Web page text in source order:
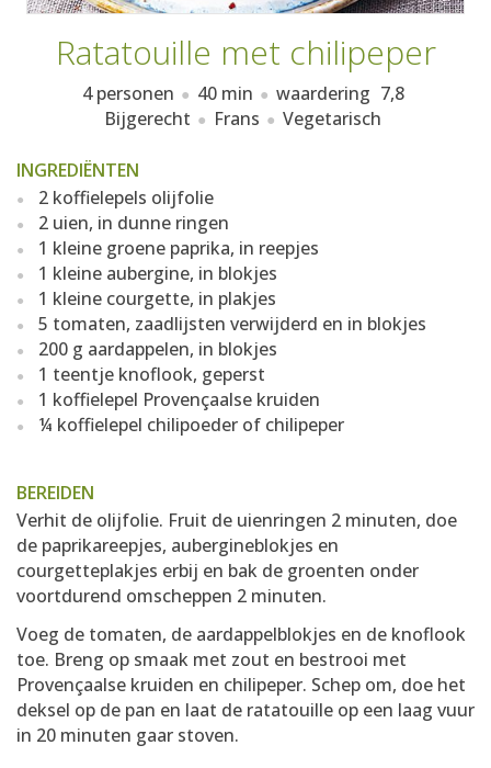
Ratatouille met chilipeper
4 personen 40 min waardering 7,8
Bijgerecht
Frans Vegetarisch
INGREDIËNTEN
2 koffielepels olijfolie
2 uien, in dunne ringen
1 kleine groene paprika, in reepjes
1 kleine aubergine, in blokjes
1 kleine courgette, in plakjes
5 tomaten, zaadlijsten verwijderd en in blokjes
200 g aardappelen, in blokjes
1 teentje knoflook, geperst
1 koffielepel Provençaalse kruiden
¼ koffielepel chilipoeder of chilipeper
BEREIDEN
Verhit de olijfolie. Fruit de uienringen 2 minuten, doe
de paprikareepjes, aubergineblokjes en
courgetteplakjes erbij en bak de groenten onder
voortdurend omscheppen 2 minuten.
Voeg de tomaten, de aardappelblokjes en de knoflook
toe. Breng op smaak met zout en bestrooi met
Provençaalse kruiden en chilipeper. Schep om, doe het
deksel op de pan en laat de ratatouille op een laag vuur
in 20 minuten gaar stoven.